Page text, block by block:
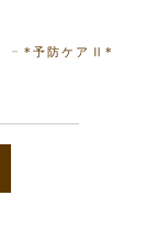
*予防ケアⅡ*